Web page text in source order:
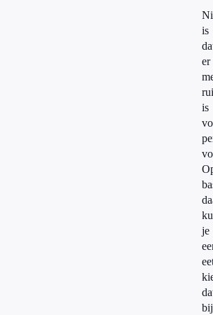
is
er
is
je
bij